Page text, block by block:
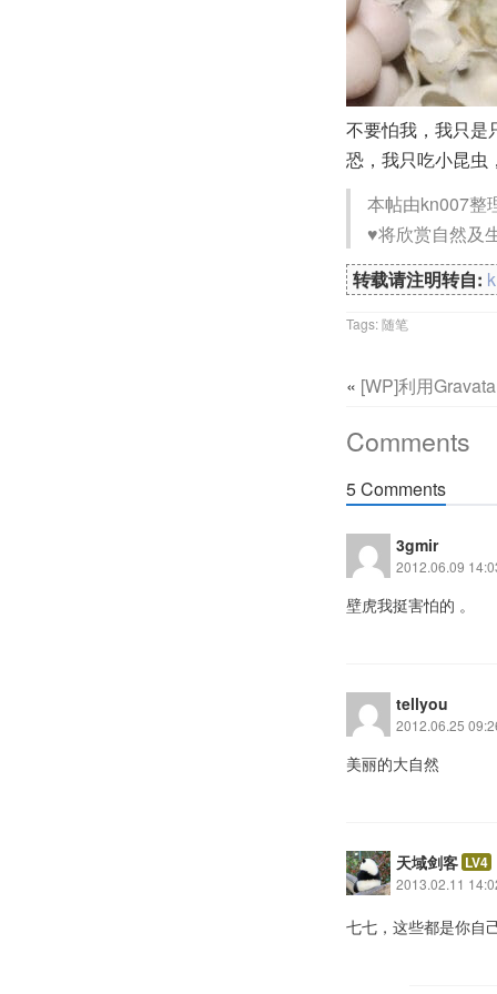
不要怕我，我只是
恐，我只吃小昆虫
本帖由kn007整
♥将欣赏自然及
转载请注明转自:
Tags:随笔
« [WP]利用
Comments
5 Comments
3gmir
2012.06.09
壁虎我挺害怕的 。
tellyou
2012.06.25
美丽的大自然
天域剑客 LV4
2013.02.11
七七，这些都是你自